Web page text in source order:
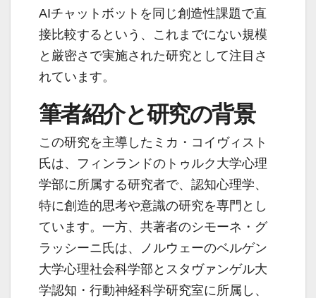
AIチャットボットを同じ創造性課題で直
接比較するという、これまでにない規模
と厳密さで実施された研究として注目さ
れています。
筆者紹介と研究の背景
この研究を主導したミカ・コイヴィスト
氏は、フィンランドのトゥルク大学心理
学部に所属する研究者で、認知心理学、
特に創造的思考や意識の研究を専門とし
ています。一方、共著者のシモーネ・グ
ラッシーニ氏は、ノルウェーのベルゲン
大学心理社会科学部とスタヴァンゲル大
学認知・行動神経科学研究室に所属し、